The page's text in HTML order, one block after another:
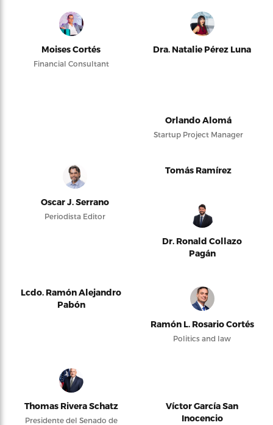
Moises Cortés
Financial Consultant
Dra. Natalie Pérez Luna
Orlando Alomá
Startup Project Manager
Oscar J. Serrano
Periodista Editor
Tomás Ramírez
Dr. Ronald Collazo
Pagán
Lcdo. Ramón Alejandro
Pabón
Ramón L. Rosario Cortés
Politics and law
Thomas Rivera Schatz
Presidente del Senado de
Víctor García San
Inocencio